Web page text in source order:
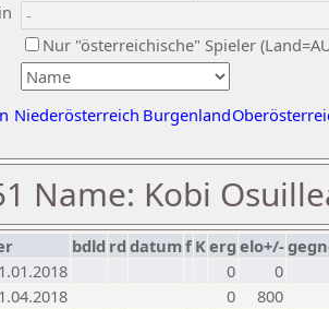
Nur "österreichische" Spieler
Niederösterreich Burgenland
Name: Kobi
bdld rd datumf Kerg elo+/-
0
0
0
800